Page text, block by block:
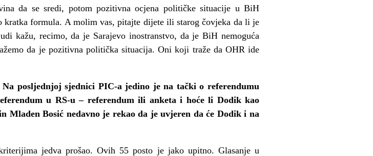
da se sredi, potom pozitivna ocjena političke situacije u BiH
kratka formula. A molim vas, pitajte dijete ili starog čovjeka da li je
kažu, recimo, da je Sarajevo inostranstvo, da je BiH nemoguća
da je pozitivna politička situacija. Oni koji traže da OHR ide
posljednjoj sjednici PIC-a jedino je na tački o referendumu
u RS-u – referendum ili anketa i hoće li Dodik kao
Mladen Bosić nedavno je rekao da je uvjeren da će Dodik i na
jedva prošao. Ovih 55 posto je jako upitno. Glasanje u